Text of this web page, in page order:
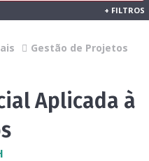
+ FILTROS
Gestão de Projetos
Aplicada à